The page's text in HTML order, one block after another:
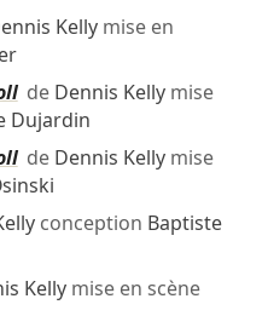
Kellymise en
de Dennis Kellymise
Dujardin
de Dennis Kellymise
conception Baptiste
Kellymise en scène